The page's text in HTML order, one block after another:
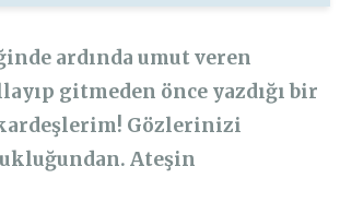
ardında umut veren
gitmeden önce yazdığı bir
kardeşlerim! Gözlerinizi
Ateşin